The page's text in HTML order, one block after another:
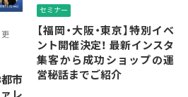
更
都市
セミナー
【福岡・大阪・東京】特別イベ
ント開催決定！ 最新インスタ
集客から成功ショップの運
営秘話までご紹介